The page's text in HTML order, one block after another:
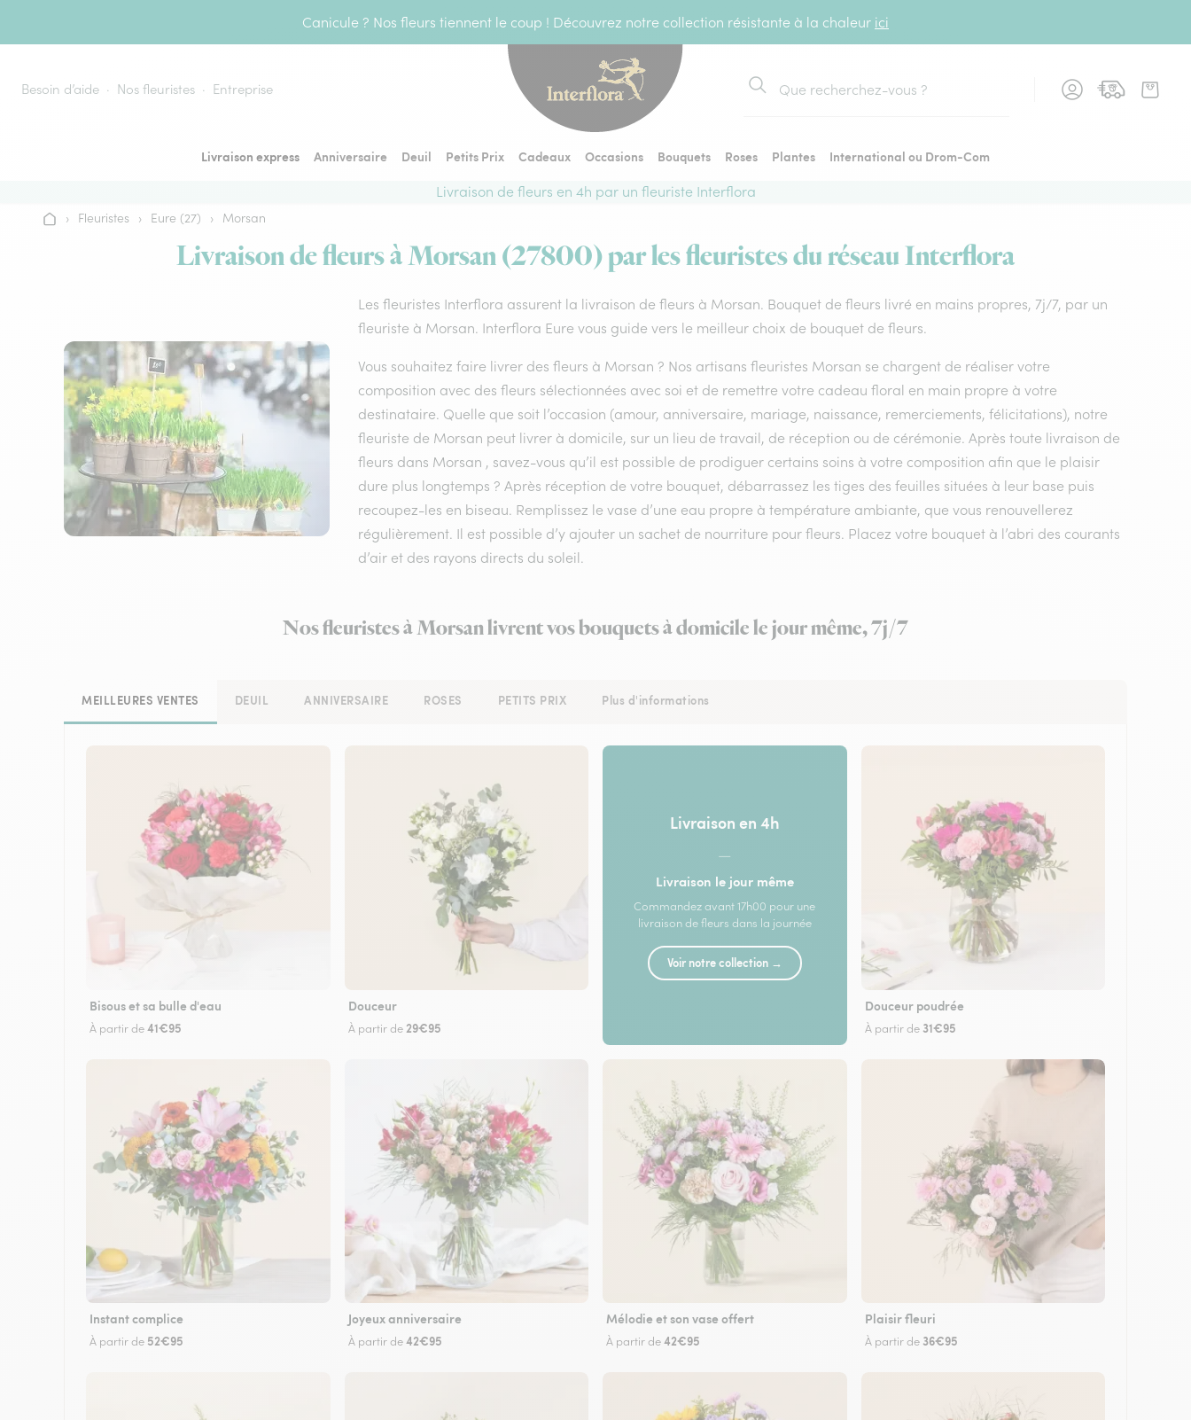
Canicule ? Nos fleurs tiennent le coup ! Découvrez notre collection résistante à la chaleur ici
Besoin d’aide Nos fleuristes Entreprise
Rechercher
Livraison express Anniversaire Deuil Petits Prix Cadeaux Occasions Bouquets Roses Plantes
International ou Drom-Com
Livraison de fleurs en 4h par un fleuriste Interflora
Accueil
› Fleuristes › Eure (27) › Morsan
Livraison de fleurs à Morsan (27800) par les fleuristes du réseau Interflora
Les fleuristes Interflora assurent la livraison de fleurs à Morsan. Bouquet de fleurs livré en mains propres, 7j/7, par un
fleuriste à Morsan. Interflora Eure vous guide vers le meilleur choix de bouquet de fleurs.
Vous souhaitez faire livrer des fleurs à Morsan ? Nos artisans fleuristes Morsan se chargent de réaliser votre
composition avec des fleurs sélectionnées avec soi et de remettre votre cadeau floral en main propre à votre
destinataire. Quelle que soit l’occasion (amour, anniversaire, mariage, naissance, remerciements, félicitations), notre
fleuriste de Morsan peut livrer à domicile, sur un lieu de travail, de réception ou de cérémonie. Après toute livraison de
fleurs dans Morsan , savez-vous qu’il est possible de prodiguer certains soins à votre composition afin que le plaisir
dure plus longtemps ? Après réception de votre bouquet, débarrassez les tiges des feuilles situées à leur base puis
recoupez-les en biseau. Remplissez le vase d’une eau propre à température ambiante, que vous renouvellerez
régulièrement. Il est possible d’y ajouter un sachet de nourriture pour fleurs. Placez votre bouquet à l’abri des courants
d’air et des rayons directs du soleil.
Nos fleuristes à Morsan livrent vos bouquets à domicile le jour même, 7j/7
MEILLEURES VENTES DEUIL ANNIVERSAIRE ROSES PETITS PRIX Plus d'informations
Bisous et sa bulle d'eau
À partir de41€95
Douceur
À partir de 29€95
Livraison en 4h
—
Livraison le jour même
Commandez avant 17h00 pour une
livraison de fleurs dans la journée
Voir notre collection →
Douceur poudrée
À partir de 31€95
Instant complice
À partir de 52€95
Joyeux anniversaire
À partir de42€95
Mélodie et son vase offert
À partir de42€95
Plaisir fleuri
À partir de 36€95